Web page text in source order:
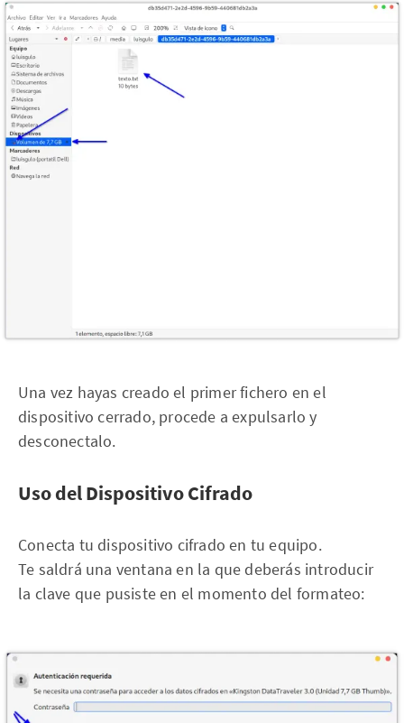
Una vez hayas creado el primer fichero en el
dispositivo cerrado, procede a expulsarlo y
desconectalo.
Uso del Dispositivo Cifrado
Conecta tu dispositivo cifrado en tu equipo.
Te saldrá una ventana en la que deberás introducir
la clave que pusiste en el momento del formateo: